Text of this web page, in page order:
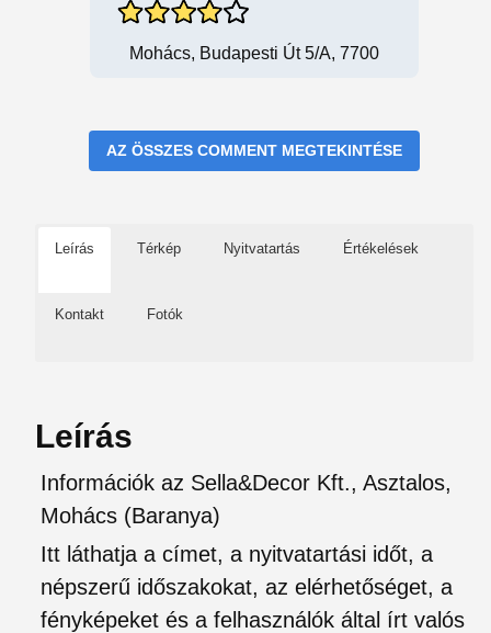
Mohács, Budapesti Út 5/a, 7700
AZ ÖSSZES COMMENT MEGTEKINTÉSE
Leírás Térkép Nyitvatartás Értékelések
Kontakt Fotók
Leírás
Információk az Sella&Decor Kft., Asztalos,
Mohács (Baranya)
Itt láthatja a címet, a nyitvatartási időt, a
népszerű időszakokat, az elérhetőséget, a
fényképeket és a felhasználók által írt valós